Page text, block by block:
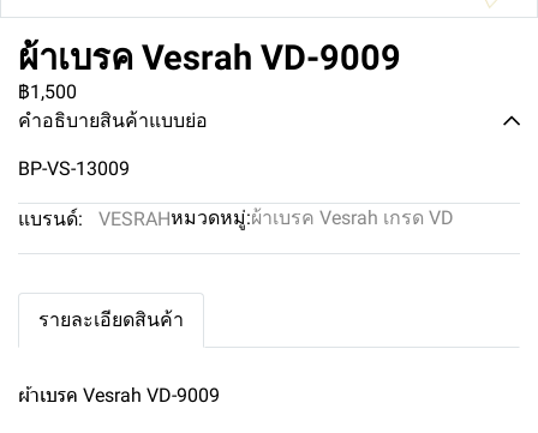
ผ้าเบรค Vesrah VD-9009
฿1,500
คำอธิบายสินค้าแบบย่อ
BP-VS-13009
แบรนด์: VESRAHหมวดหมู่:ผ้าเบรค Vesrah เกรด VD
รายละเอียดสินค้า
ผ้าเบรค Vesrah VD-9009